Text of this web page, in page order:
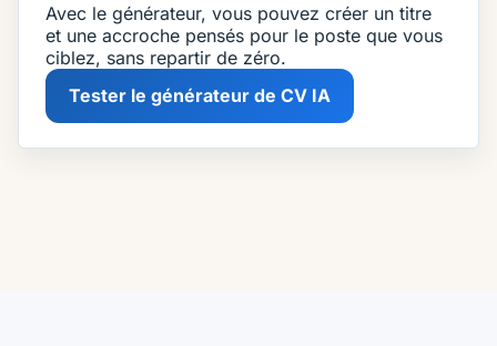
Avec le générateur, vous pouvez créer un titre
et une accroche pensés pour le poste que vous
ciblez, sans repartir de zéro.
Tester le générateur de CV IA